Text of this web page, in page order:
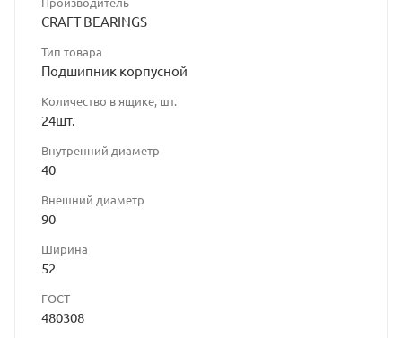
CRAFT BEARINGS
Тип товара
Подшипник корпусной
Количество в ящике, шт.
24шт.
Внутренний диаметр
40
Внешний диаметр
90
Ширина
52
ГОСТ
480308